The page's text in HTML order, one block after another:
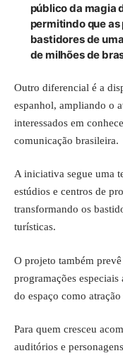
público da magia
permitindo que
bastidores de
de milhões de
Outro diferencial é a
espanhol, ampliando o
interessados em
comunicação brasileira.
A iniciativa segue uma
estúdios e centros de
transformando os
turísticas.
O projeto também
programações
do espaço como
Para quem cresceu
auditórios e